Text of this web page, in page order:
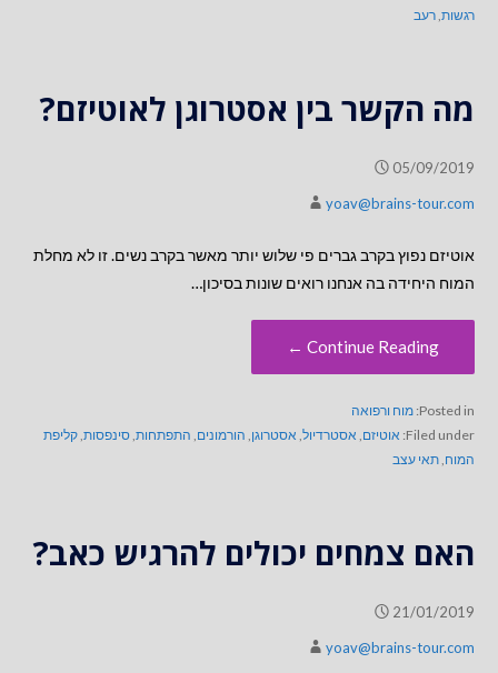
רגשות, רעב
מה הקשר בין אסטרוגן לאוטיזם?
05/09/2019
yoav@brains-tour.com
אוטיזם נפוץ בקרב גברים פי שלוש יותר מאשר בקרב נשים. זו לא מחלת
המוח היחידה בה אנחנו רואים שונות בסיכון…
Continue Reading ←
Posted in: מוח ורפואה
Filed under: אוטיזם אסטרדיול, אסטרוגן הורמונים התפתחות, סינפסות, קליפת
המוח תאי עצב
האם צמחים יכולים להרגיש כאב?
21/01/2019
yoav@brains-tour.com